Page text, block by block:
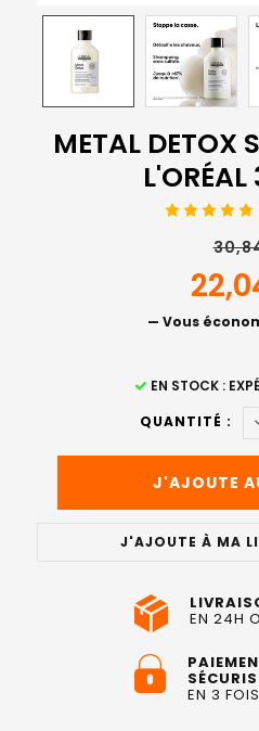
METAL DETOX
— Vous
EN STOCK :
QUANTITÉ :
J'AJOUTE À MA
EN 24H
EN 3